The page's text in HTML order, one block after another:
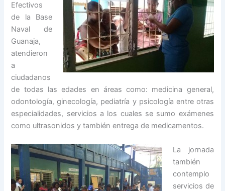
Efectivos
de la Base
Naval de
Guanaja,
atendieron
a
ciudadanos
de todas las edades en áreas como: medicina general,
odontología, ginecología, pediatría y psicología entre otras
especialidades, servicios a los cuales se sumo exámenes
como ultrasonidos y también entrega de medicamentos.
La jornada
también
contemplo
servicios de